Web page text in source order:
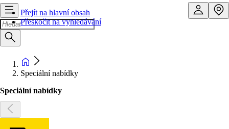
Přejít na hlavní obsah
Přeskočit na vyhledávání
Speciální nabídky
Speciální nabídky